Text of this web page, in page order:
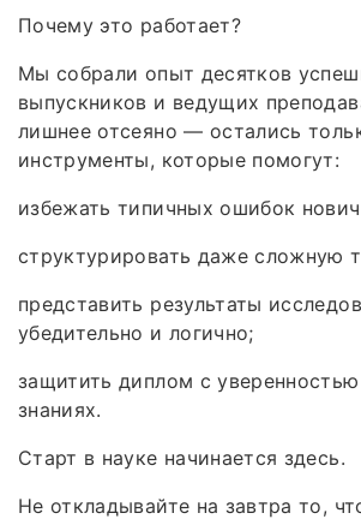
Почему это работает?
Мы собрали опыт десятков
выпускников и ведущих
лишнее отсеяно — остались
инструменты, которые помогут:
избежать типичных ошибок
структурировать даже сложную
представить результаты
убедительно и логично;
защитить диплом с
знаниях.
Старт в науке начинается здесь.
Не откладывайте на завтра то,